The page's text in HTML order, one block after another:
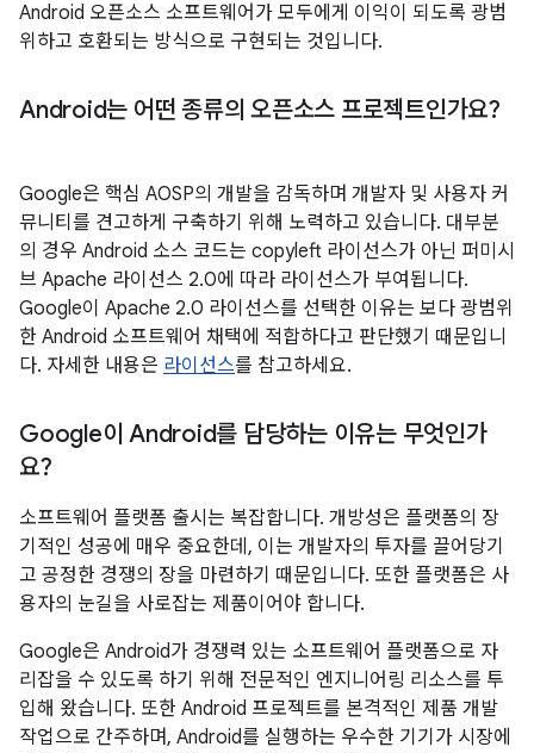
Android 오픈소스 소프트웨어가 모두에게 이익이 되도록 광범
위하고 호환되는 방식으로 구현되는 것입니다.
Android는 어떤 종류의 오픈소스 프로젝트인가요?
Google은 핵심 AOSP의 개발을 감독하며 개발자 및 사용자 커
뮤니티를 견고하게 구축하기 위해 노력하고 있습니다. 대부분
의 경우 Android 소스 코드는 copyleft 라이선스가 아닌 퍼미시
브 Apache 라이선스 2.0에 따라 라이선스가 부여됩니다.
Google이 Apache 2.0 라이선스를 선택한 이유는 보다 광범위
한 Android 소프트웨어 채택에 적합하다고 판단했기 때문입니
다. 자세한 내용은 라이선스를 참고하세요.
Google이 Android를 담당하는 이유는 무엇인가
요?
소프트웨어 플랫폼 출시는 복잡합니다. 개방성은 플랫폼의 장
기적인 성공에 매우 중요한데, 이는 개발자의 투자를 끌어당기
고 공정한 경쟁의 장을 마련하기 때문입니다. 또한 플랫폼은 사
용자의 눈길을 사로잡는 제품이어야 합니다.
Google은 Android가 경쟁력 있는 소프트웨어 플랫폼으로 자
리잡을 수 있도록 하기 위해 전문적인 엔지니어링 리소스를 투
입해 왔습니다. 또한 Android 프로젝트를 본격적인 제품 개발
작업으로 간주하며, Android를 실행하는 우수한 기기가 시장에